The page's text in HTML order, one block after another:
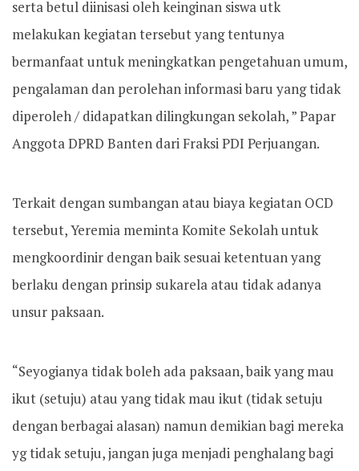
serta betul diinisasi oleh keinginan siswa utk
melakukan kegiatan tersebut yang tentunya
bermanfaat untuk meningkatkan pengetahuan umum,
pengalaman dan perolehan informasi baru yang tidak
diperoleh / didapatkan dilingkungan sekolah, ” Papar
Anggota DPRD Banten dari Fraksi PDI Perjuangan.
Terkait dengan sumbangan atau biaya kegiatan OCD
tersebut, Yeremia meminta Komite Sekolah untuk
mengkoordinir dengan baik sesuai ketentuan yang
berlaku dengan prinsip sukarela atau tidak adanya
unsur paksaan.
“Seyogianya tidak boleh ada paksaan, baik yang mau
ikut (setuju) atau yang tidak mau ikut (tidak setuju
dengan berbagai alasan) namun demikian bagi mereka
yg tidak setuju, jangan juga menjadi penghalang bagi